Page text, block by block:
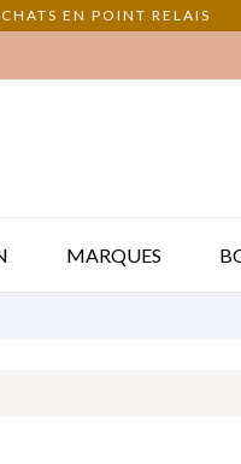
EN POINT RELAIS
MARQUES